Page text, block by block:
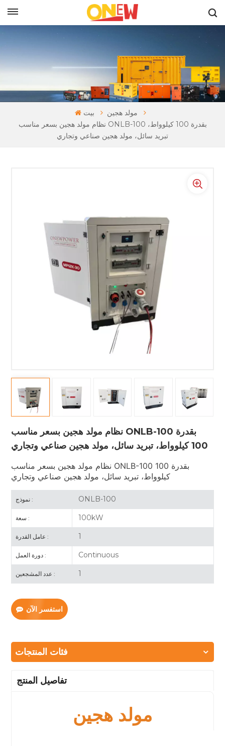
بيت
مولد هجين
نظام مولد هجين بسعر مناسب ONLB-100 بقدرة 100 كيلوواط،
تبريد سائل، مولد هجين صناعي وتجاري
نظام مولد هجين بسعر مناسب ONLB-100 بقدرة
100 كيلوواط، تبريد سائل، مولد هجين صناعي وتجاري
نظام مولد هجين بسعر مناسب ONLB-100 بقدرة 100
كيلوواط، تبريد سائل، مولد هجين صناعي وتجاري
نموذج : ONLB-100
سعة : 100kW
عامل القدرة : 1
دورة العمل : Continuous
عدد المشجعين : 1
استفسر الآن
فئات المنتجات
تفاصيل المنتج
مولد هجين